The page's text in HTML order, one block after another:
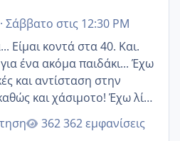
Σάββατο στις 12:30 PM
Είμαι κοντά στα 40. Και.
ένα ακόμα παιδάκι... Έχω
και αντίσταση στην
και χάσιμοτο! Έχω λίγα
και όσο κ αν προσπαθώ
για ακόμη
362 εμφανίσεις